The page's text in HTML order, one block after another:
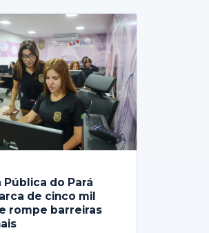
Pública do Pará
de cinco mil
rompe barreiras